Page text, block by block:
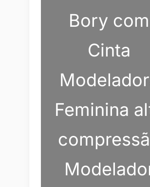
Bory com
Cinta
Feminina